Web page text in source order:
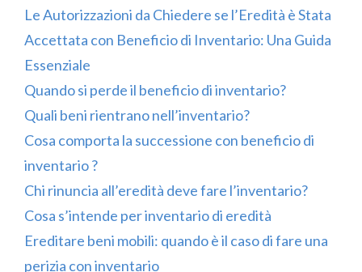
Le Autorizzazioni da Chiedere se l’Eredità è Stata
Accettata con Beneficio di Inventario: Una Guida
Essenziale
Quando si perde il beneficio di inventario?
Quali beni rientrano nell’inventario?
Cosa comporta la successione con beneficio di
inventario ?
Chi rinuncia all’eredità deve fare l’inventario?
Cosa s’intende per inventario di eredità
Ereditare beni mobili: quando è il caso di fare una
perizia con inventario